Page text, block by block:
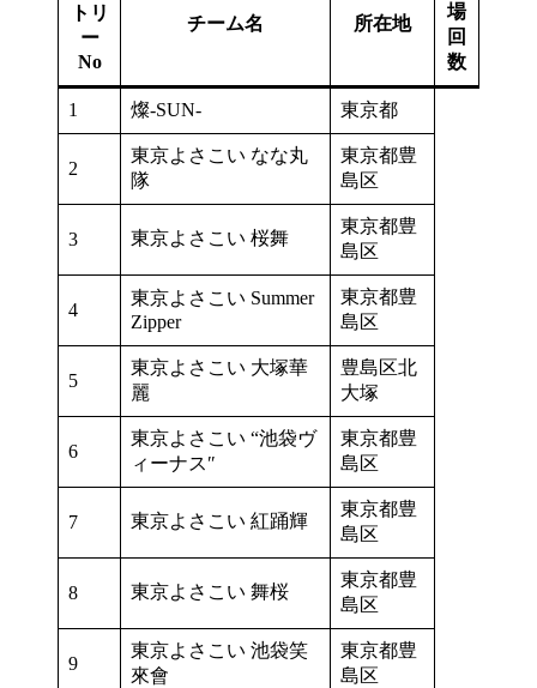
トリ
ー
No
チーム名 所在地
場
回
数
1 燦-SUN- 東京都
2
東京よさこい なな丸
隊
東京都豊
島区
3 東京よさこい 桜舞
東京都豊
島区
4
東京よさこい Summer
Zipper
東京都豊
島区
5
東京よさこい 大塚華
麗
豊島区北
大塚
6
東京よさこい “池袋ヴ
ィーナス″
東京都豊
島区
7 東京よさこい 紅踊輝
東京都豊
島区
8 東京よさこい 舞桜
東京都豊
島区
9
東京よさこい 池袋笑
來會
東京都豊
島区